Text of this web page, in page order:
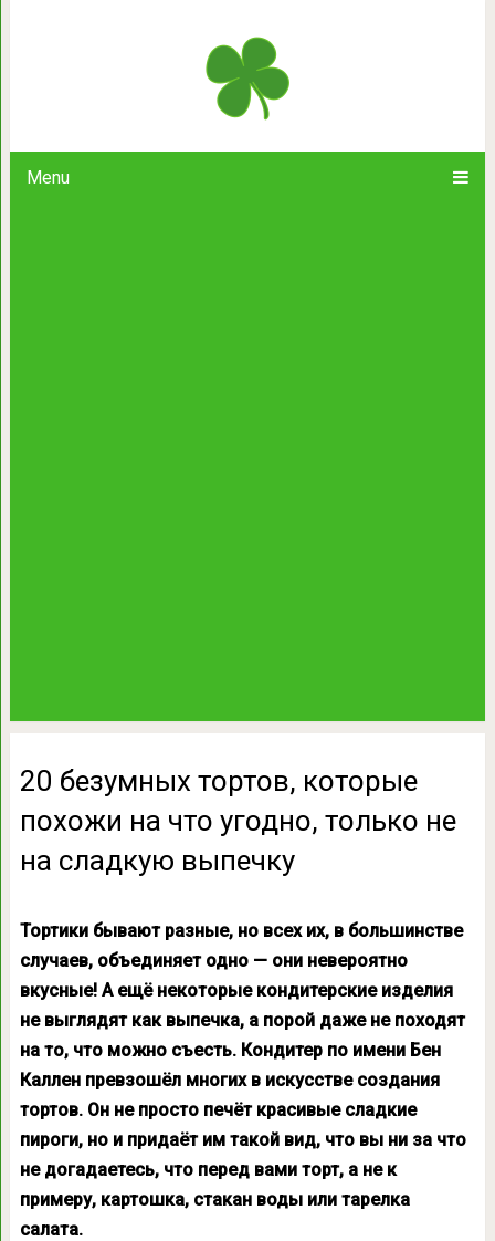
Menu
20 безумных тортов, которые
20 безумных тортов, которые
похожи на что угодно, только не
на сладкую выпечку
Тортики бывают разные, но всех их, в большинстве
случаев, объединяет одно — они невероятно
вкусные! А ещё некоторые кондитерские изделия
не выглядят как выпечка, а порой даже не походят
на то, что можно съесть. Кондитер по имени Бен
Каллен превзошёл многих в искусстве создания
тортов. Он не просто печёт красивые сладкие
пироги, но и придаёт им такой вид, что вы ни за что
не догадаетесь, что перед вами торт, а не к
примеру, картошка, стакан воды или тарелка
салата.